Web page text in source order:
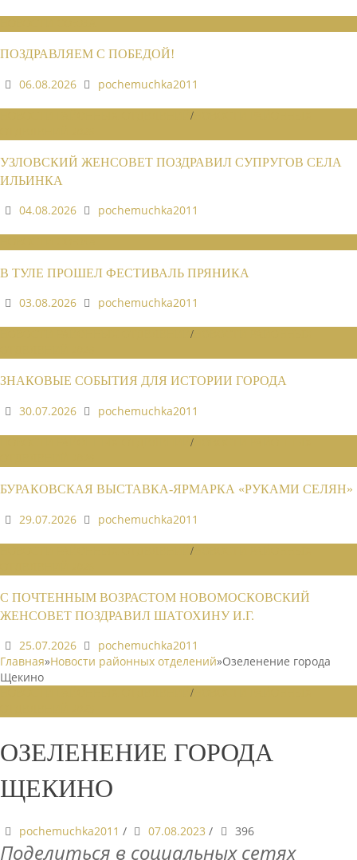
ПОЗДРАВЛЯЕМ С ПОБЕДОЙ!
06.08.2026
pochemuchka2011
/
УЗЛОВСКИЙ ЖЕНСОВЕТ ПОЗДРАВИЛ СУПРУГОВ СЕЛА
ИЛЬИНКА
04.08.2026
pochemuchka2011
В ТУЛЕ ПРОШЕЛ ФЕСТИВАЛЬ ПРЯНИКА
03.08.2026
pochemuchka2011
/
ЗНАКОВЫЕ СОБЫТИЯ ДЛЯ ИСТОРИИ ГОРОДА
30.07.2026
pochemuchka2011
/
БУРАКОВСКАЯ ВЫСТАВКА-ЯРМАРКА «РУКАМИ СЕЛЯН»
29.07.2026
pochemuchka2011
/
С ПОЧТЕННЫМ ВОЗРАСТОМ НОВОМОСКОВСКИЙ
ЖЕНСОВЕТ ПОЗДРАВИЛ ШАТОХИНУ И.Г.
25.07.2026
pochemuchka2011
Главная»Новости районных отделений»Озеленение города
Щекино
/
ОЗЕЛЕНЕНИЕ ГОРОДА
ЩЕКИНО
pochemuchka2011 / 07.08.2023 / 396
Поделиться в социальных сетях